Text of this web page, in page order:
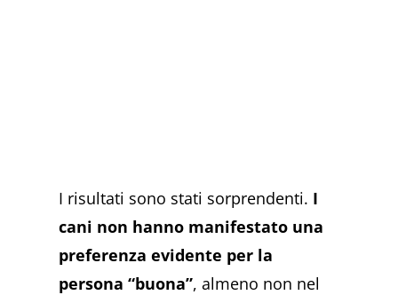
I risultati sono stati sorprendenti. I
cani non hanno manifestato una
preferenza evidente per la
persona “buona”, almeno non nel